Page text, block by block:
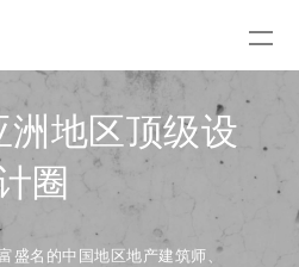
洲地区顶级设
圈
盛名的中国地区地产建筑师、